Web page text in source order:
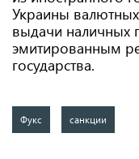
Украины
выдачи наличных
эмитированным
государства.
Фукс санкции